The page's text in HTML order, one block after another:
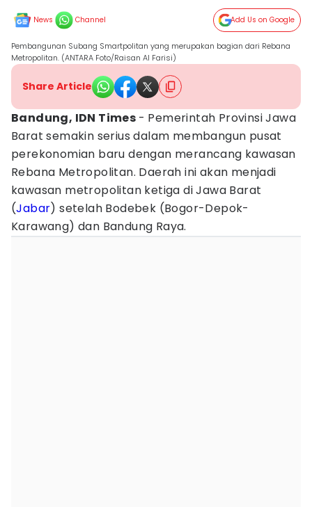
News Channel Add Us on Google
Pembangunan Subang Smartpolitan yang merupakan bagian dari Rebana
Metropolitan. (ANTARA Foto/Raisan Al Farisi)
Share Article
Bandung, IDN Times - Pemerintah Provinsi Jawa
Barat semakin serius dalam membangun pusat
perekonomian baru dengan merancang kawasan
Rebana Metropolitan. Daerah ini akan menjadi
kawasan metropolitan ketiga di Jawa Barat
(Jabar) setelah Bodebek (Bogor-Depok-
Karawang) dan Bandung Raya.